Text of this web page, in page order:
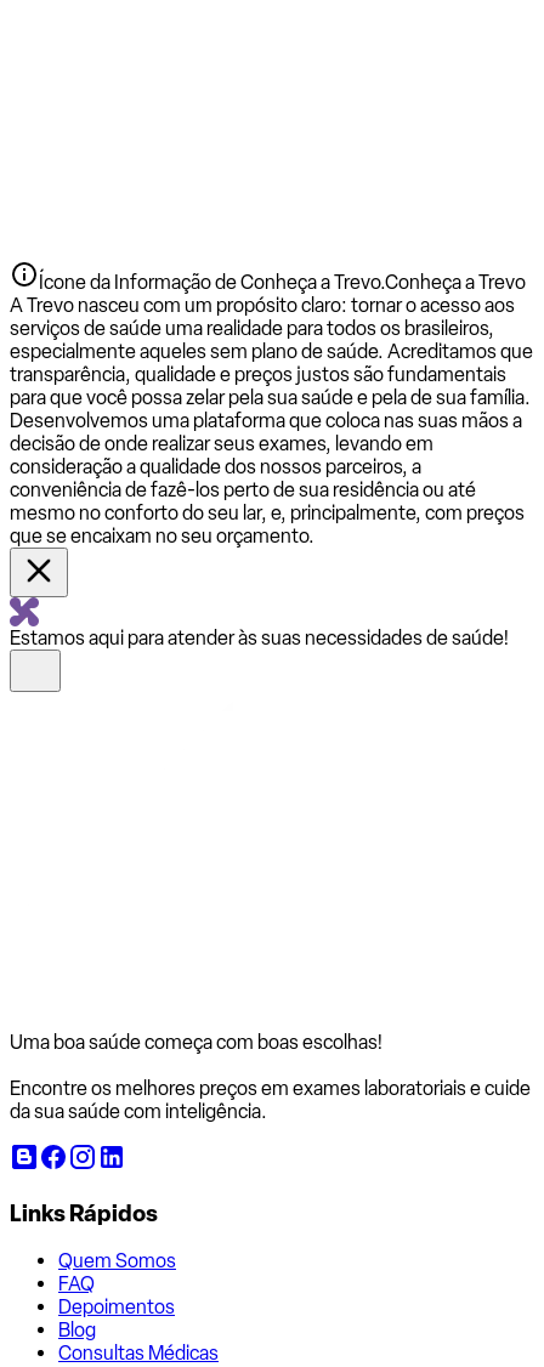
Ícone da Informação de Conheça a Trevo.Conheça a Trevo
A Trevo nasceu com um propósito claro: tornar o acesso aos
serviços de saúde uma realidade para todos os brasileiros,
especialmente aqueles sem plano de saúde. Acreditamos que
transparência, qualidade e preços justos são fundamentais
para que você possa zelar pela sua saúde e pela de sua família.
Desenvolvemos uma plataforma que coloca nas suas mãos a
decisão de onde realizar seus exames, levando em
consideração a qualidade dos nossos parceiros, a
conveniência de fazê-los perto de sua residência ou até
mesmo no conforto do seu lar, e, principalmente, com preços
que se encaixam no seu orçamento.
Estamos aqui para atender às suas necessidades de saúde!
Uma boa saúde começa com boas escolhas!
Encontre os melhores preços em exames laboratoriais e cuide
da sua saúde com inteligência.
Links Rápidos
Quem Somos
FAQ
Depoimentos
Blog
Consultas Médicas